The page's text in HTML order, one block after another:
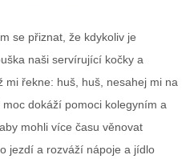
se přiznat, že kdykoliv je
naši servírující kočky a
mi řekne: huš, huš, nesahej mi na
dokáží pomoci kolegyním a
mohli více času věnovat
jezdí a rozváží nápoje a jídlo